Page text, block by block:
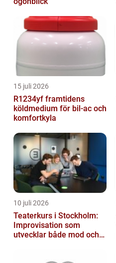
15 juli 2026
R1234yf framtidens
köldmedium för bil-ac och
komfortkyla
10 juli 2026
Teaterkurs i Stockholm:
Improvisation som
utvecklar både mod och